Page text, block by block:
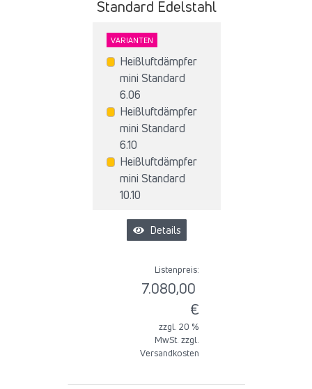
Standard Edelstahl
VARIANTEN
Heißluftdämpfer
mini Standard
6.06
Heißluftdämpfer
mini Standard
6.10
Heißluftdämpfer
mini Standard
10.10
Details
Listenpreis:
7.080,00
€
zzgl. 20 %
MwSt. zzgl.
Versandkosten